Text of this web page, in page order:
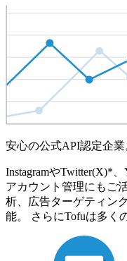
安心の公式API認定企
InstagramやTwitter(X)*
アカウント管理にもご
析、広告ターゲティン
能。 さらにTofuは多く